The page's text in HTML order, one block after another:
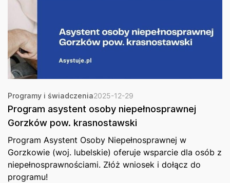
Programy i świadczenia2025-12-29
Program asystent osoby niepełnosprawnej
Gorzków pow. krasnostawski
Program Asystent Osoby Niepełnosprawnej w
Gorzkowie (woj. lubelskie) oferuje wsparcie dla osób z
niepełnosprawnościami. Złóż wniosek i dołącz do
programu!